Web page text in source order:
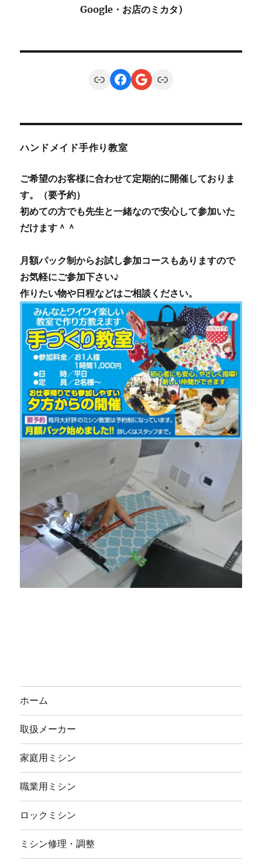
Google・お店のミカタ)
LinkFacebook
Google
Link
ハンドメイド手作り教室
ご希望のお客様に合わせて定期的に開催しておりま
す。（要予約）
初めての方でも先生と一緒なので安心して参加いた
だけます＾＾
月額パック制からお試し参加コースもありますので
お気軽にご参加下さい♪
作りたい物や日程などはご相談ください。
ホーム
取扱メーカー
家庭用ミシン
職業用ミシン
ロックミシン
ミシン修理・調整